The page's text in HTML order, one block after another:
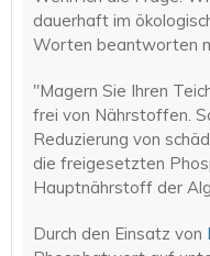
dauerhaft im
Worten beantworten
"Magern Sie Ihren
frei von Nährstoffen.
Reduzierung von
die freigesetzten
Hauptnährstoff der
Durch den Einsatz von